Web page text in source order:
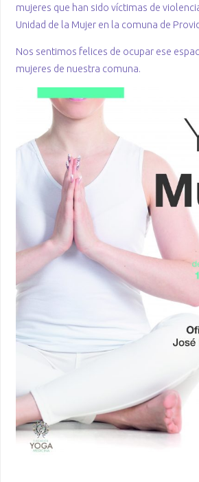
mujeres que han sido víctimas de
Unidad de la Mujer en la comuna de
Nos sentimos felices de ocupar ese
mujeres de nuestra comuna.